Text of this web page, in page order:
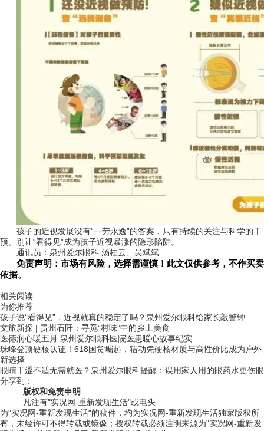
孩子的近视发展没有“一劳永逸”的答案，只有持续的关注与科学的干
预。别让“看得见”成为孩子近视暴涨的隐形陷阱。
通讯员：泉州爱尔眼科 汤桂云、吴斌斌
免责声明：市场有风险，选择需谨慎！此文仅供参考，不作买卖
依据。
相关阅读
为你推荐
孩子说“看得见”，近视就真的稳定了吗？泉州爱尔眼科给家长敲警钟
文旅新探 | 贵州石阡：寻觅“村味”中的乡土美食
医德润心暖五月 泉州爱尔眼科医院医患暖心故事纪实
珠峰登顶硬核认证！618国货崛起，猎动凭硬核材质与高性价比成为户外
新选择
眼睛干涩不适无需就医？泉州爱尔眼科提醒：误用家人用的眼药水更伤眼
分享到：
版权和免责申明
凡注有"实况网-重新发现生活"或电头
为"实况网-重新发现生活"的稿件，均为实况网-重新发现生活独家版权所
有，未经许可不得转载或镜像；授权转载必须注明来源为"实况网-重新发